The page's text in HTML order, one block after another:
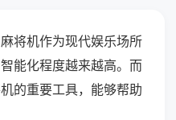
将机作为现代娱乐场所
能化程度越来越高。而
的重要工具，能够帮助